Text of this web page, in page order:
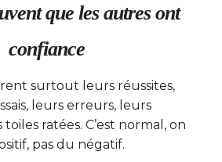
que les autres ont
confiance
surtout leurs réussites,
leurs erreurs, leurs
ratées. C’est normal, on
pas du négatif.